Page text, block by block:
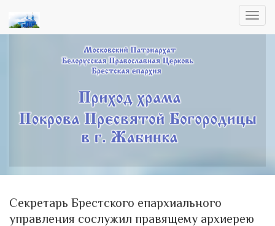
Секретарь Брестского епархиального
управления сослужил правящему архиерею